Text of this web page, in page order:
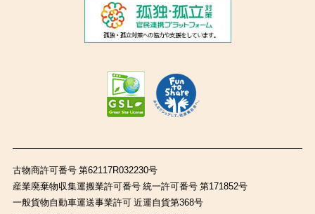
古物商許可番号 第62117R032230号
産業廃棄物収集運搬業許可番号 統一許可番号 第171852号
一般貨物自動車運送事業許可 近運自貨第368号